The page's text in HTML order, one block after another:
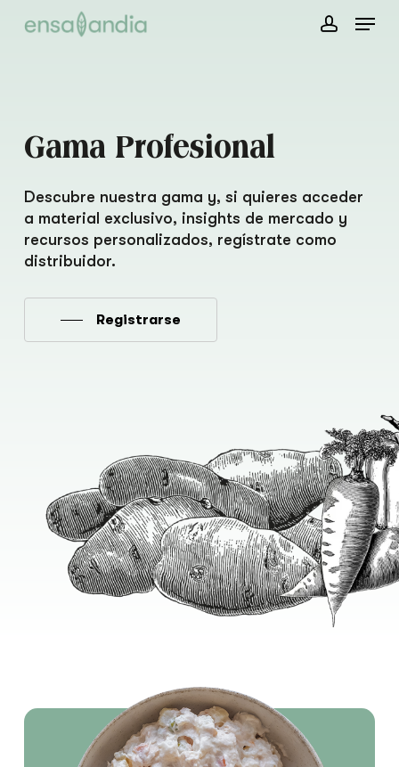
Menu
Gama Profesional
Descubre nuestra gama y, si quieres acceder
a material exclusivo, insights de mercado y
recursos personalizados, regístrate como
distribuidor.
Registrarse